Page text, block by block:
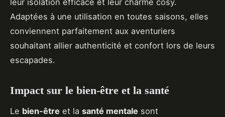
leur isolation efficace et leur charme cosy.
Adaptées à une utilisation en toutes saisons, elles
conviennent parfaitement aux aventuriers
souhaitant allier authenticité et confort lors de leurs
escapades.
Impact sur le bien-être et la santé
Le bien-être et la santé mentale sont